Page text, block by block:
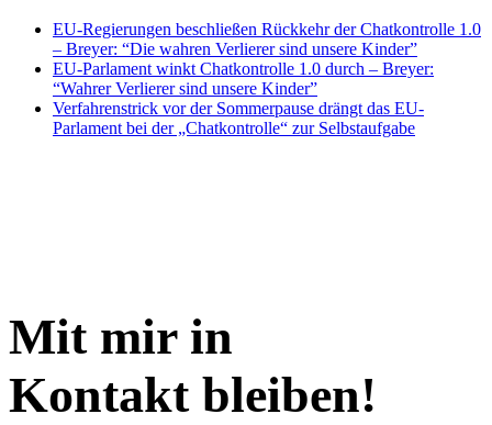
EU-Regierungen beschließen Rückkehr der Chatkontrolle 1.0
– Breyer: “Die wahren Verlierer sind unsere Kinder”
EU-Parlament winkt Chatkontrolle 1.0 durch – Breyer:
“Wahrer Verlierer sind unsere Kinder”
Verfahrenstrick vor der Sommerpause drängt das EU-
Parlament bei der „Chatkontrolle“ zur Selbstaufgabe
Mit mir in
Kontakt bleiben!